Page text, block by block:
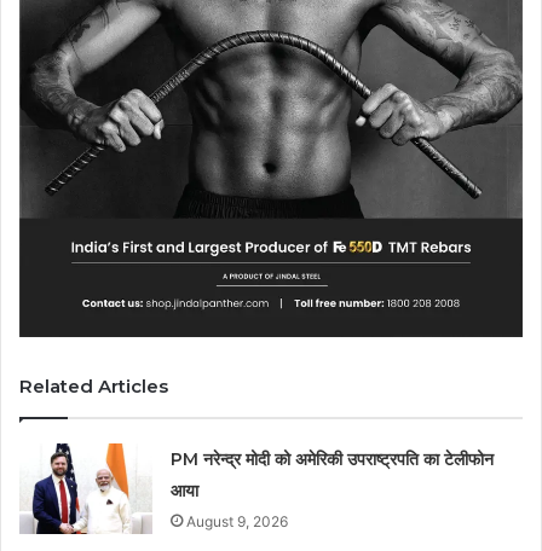
Related Articles
PM नरेन्‍द्र मोदी को अमेरिकी उपराष्ट्रपति का टेलीफोन
आया
August 9, 2026